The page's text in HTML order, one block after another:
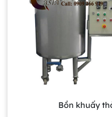
Bồn khuấy